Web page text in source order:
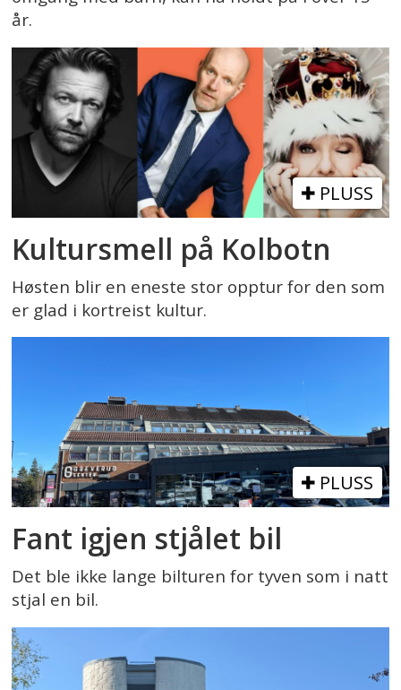
år.
PLUSS
Kultursmell på Kolbotn
Høsten blir en eneste stor opptur for den som
er glad i kortreist kultur.
PLUSS
Fant igjen stjålet bil
Det ble ikke lange bilturen for tyven som i natt
stjal en bil.